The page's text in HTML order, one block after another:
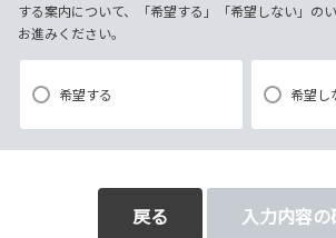
様アンケート調査の実施
【3．推奨環境について】
以外の環境によって発生した情報の不備や
なお、不具合の生じたデータについてはお客様に
する案内について、「希望する」「希望しない」の
お進みください。
希望する 希望し
戻る 入力内容の